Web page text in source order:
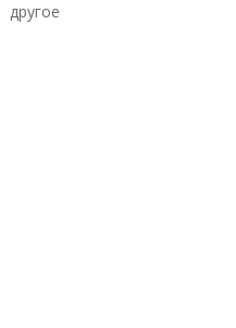
другое